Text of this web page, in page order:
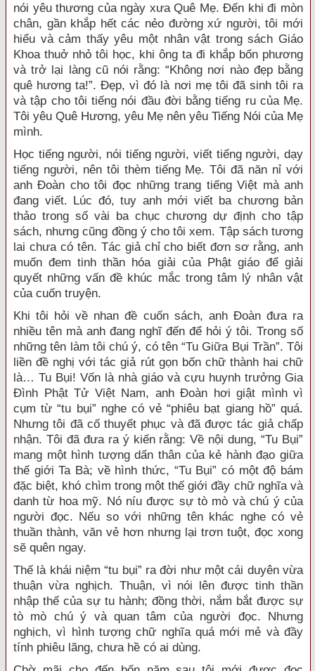
nói yêu thương của ngày xưa Quê Mẹ. Đến khi đi mòn
chân, gần khắp hết các nẻo đường xứ người, tôi mới
hiểu và cảm thấy yêu một nhân vật trong sách Giáo
Khoa thuở nhỏ tôi học, khi ông ta đi khắp bốn phương
và trở lại làng cũ nói rằng: “Không nơi nào đẹp bằng
quê hương ta!”. Đẹp, vì đó là nơi mẹ tôi đã sinh tôi ra
và tập cho tôi tiếng nói đầu đời bằng tiếng ru của Mẹ.
Tôi yêu Quê Hương, yêu Mẹ nên yêu Tiếng Nói của Mẹ
mình.
Học tiếng người, nói tiếng người, viết tiếng người, dạy
tiếng người, nên tôi thèm tiếng Mẹ. Tôi đã năn nỉ với
anh Đoàn cho tôi đọc những trang tiếng Việt mà anh
đang viết. Lúc đó, tuy anh mới viết ba chương bản
thảo trong số vài ba chục chương dự định cho tập
sách, nhưng cũng đồng ý cho tôi xem. Tập sách tương
lai chưa có tên. Tác giả chỉ cho biết đơn sơ rằng, anh
muốn đem tinh thần hóa giải của Phật giáo để giải
quyết những vấn đề khúc mắc trong tâm lý nhân vật
của cuốn truyện.
Khi tôi hỏi về nhan đề cuốn sách, anh Đoàn đưa ra
nhiều tên mà anh đang nghĩ đến để hỏi ý tôi. Trong số
những tên làm tôi chú ý, có tên “Tu Giữa Bụi Trần”. Tôi
liền đề nghị với tác giả rút gọn bốn chữ thành hai chữ
là… Tu Bụi! Vốn là nhà giáo và cựu huynh trưởng Gia
Đình Phật Tử Việt Nam, anh Đoàn hơi giật mình vì
cụm từ “tu bụi” nghe có vẻ “phiêu bạt giang hồ” quá.
Nhưng tôi đã cố thuyết phục và đã được tác giả chấp
nhận. Tôi đã đưa ra ý kiến rằng: Về nội dung, “Tu Bụi”
mang một hình tượng dấn thân của kẻ hành đạo giữa
thế giới Ta Bà; về hình thức, “Tu Bụi” có một độ bám
đặc biệt, khó chìm trong một thế giới đầy chữ nghĩa và
danh từ hoa mỹ. Nó níu được sự tò mò và chú ý của
người đọc. Nếu so với những tên khác nghe có vẻ
thuần thành, văn vẻ hơn nhưng lại trơn tuột, đọc xong
sẽ quên ngay.
Thế là khái niệm “tu bụi” ra đời như một cái duyên vừa
thuận vừa nghịch. Thuận, vì nói lên được tinh thần
nhập thế của sự tu hành; đồng thời, nắm bắt được sự
tò mò chú ý và quan tâm của người đọc. Nhưng
nghịch, vì hình tượng chữ nghĩa quá mới mẻ và đầy
tính phiêu lãng, chưa hề có ai dùng.